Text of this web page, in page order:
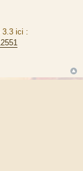
3.3 ici :